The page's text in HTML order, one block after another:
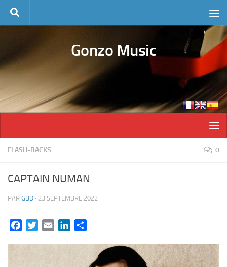
Skip to content
Gonzo Music
FLASH-BACKS 0
CAPTAIN NUMAN
PAR GBD · 23 SEPTEMBRE 2022
FacebookTwitterEmail LinkedIn